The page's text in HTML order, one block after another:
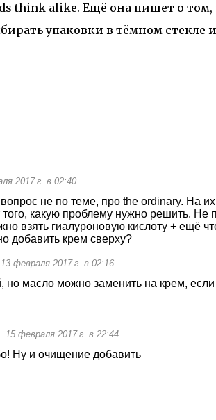
think alike. Ещё она пишет о том,
упаковки в тёмном
2017 г. в 02:40
не по теме, про the ordinary. На
того, какую проблему нужно решить.
взять гиалуроновую кислоту + ещё
добавить крем сверху?
13 февраля 2017 г. в 02:16
но масло можно заменить на крем, если
15 февраля 2017 г. в 22:44
Ну и очищение добавить